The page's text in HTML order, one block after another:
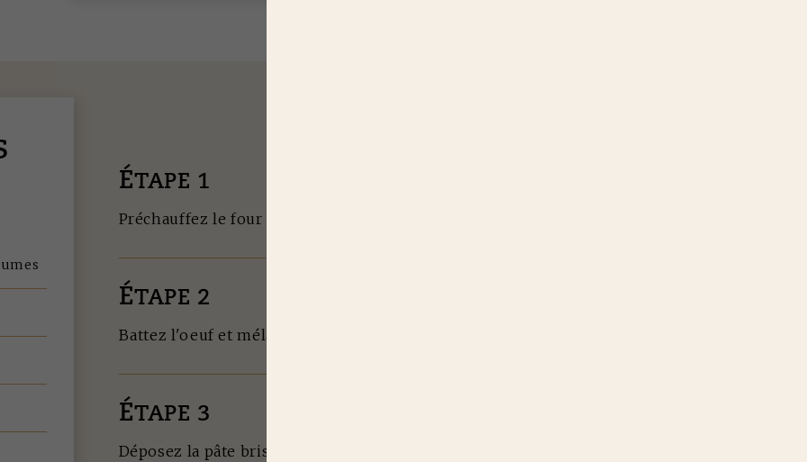
ÉTAPE 1
Préchauffez le four à 180°C
ÉTAPE 2
Battez l'oeuf et mélangez-le avec le chèvre frais. Salez et poivrez.
ÉTAPE 3
Déposez la pâte brisée dans le moule à tarte, puis versez le